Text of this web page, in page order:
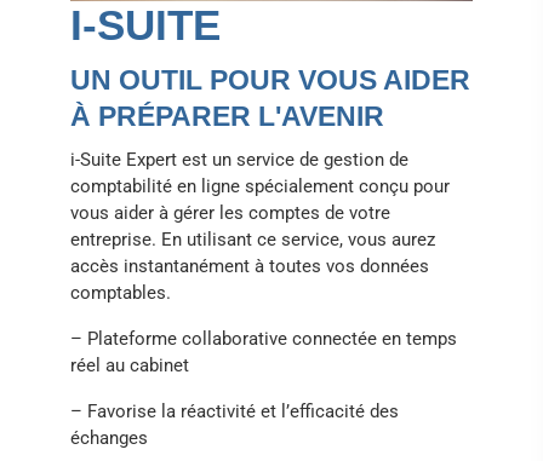
I-SUITE
UN OUTIL POUR VOUS AIDER
À PRÉPARER L'AVENIR
i-Suite Expert est un service de gestion de
comptabilité en ligne spécialement conçu pour
vous aider à gérer les comptes de votre
entreprise. En utilisant ce service, vous aurez
accès instantanément à toutes vos données
comptables.
– Plateforme collaborative connectée en temps
réel au cabinet
– Favorise la réactivité et l’efficacité des
échanges